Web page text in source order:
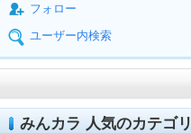
フォロー
ユーザー内検索
みんカラ 人気のカテゴリ